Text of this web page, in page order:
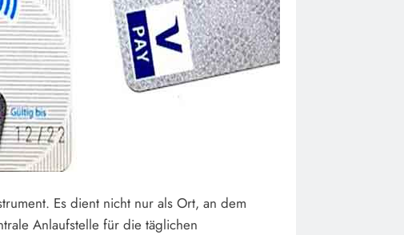
Es dient nicht nur als Ort, an dem
Anlaufstelle für die täglichen